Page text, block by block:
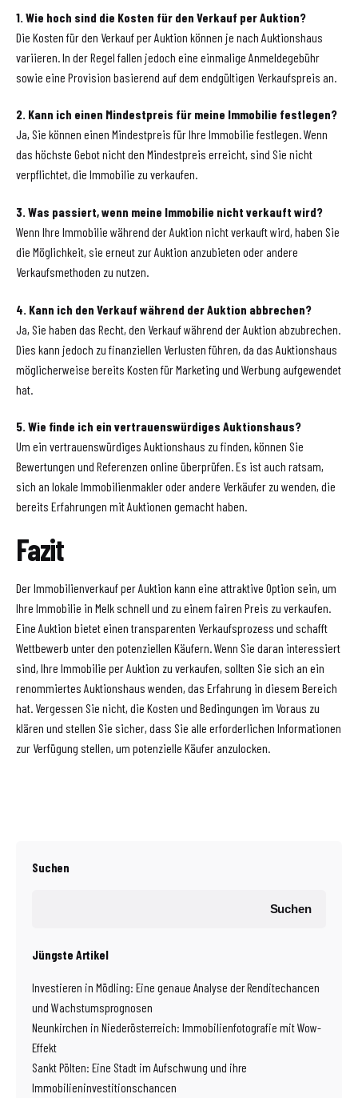
1. Wie hoch sind die Kosten für den Verkauf per Auktion?
Die Kosten für den Verkauf per Auktion können je nach Auktionshaus
variieren. In der Regel fallen jedoch eine einmalige Anmeldegebühr
sowie eine Provision basierend auf dem endgültigen Verkaufspreis an.
2. Kann ich einen Mindestpreis für meine Immobilie festlegen?
Ja, Sie können einen Mindestpreis für Ihre Immobilie festlegen. Wenn
das höchste Gebot nicht den Mindestpreis erreicht, sind Sie nicht
verpflichtet, die Immobilie zu verkaufen.
3. Was passiert, wenn meine Immobilie nicht verkauft wird?
Wenn Ihre Immobilie während der Auktion nicht verkauft wird, haben Sie
die Möglichkeit, sie erneut zur Auktion anzubieten oder andere
Verkaufsmethoden zu nutzen.
4. Kann ich den Verkauf während der Auktion abbrechen?
Ja, Sie haben das Recht, den Verkauf während der Auktion abzubrechen.
Dies kann jedoch zu finanziellen Verlusten führen, da das Auktionshaus
möglicherweise bereits Kosten für Marketing und Werbung aufgewendet
hat.
5. Wie finde ich ein vertrauenswürdiges Auktionshaus?
Um ein vertrauenswürdiges Auktionshaus zu finden, können Sie
Bewertungen und Referenzen online überprüfen. Es ist auch ratsam,
sich an lokale Immobilienmakler oder andere Verkäufer zu wenden, die
bereits Erfahrungen mit Auktionen gemacht haben.
Fazit
Der Immobilienverkauf per Auktion kann eine attraktive Option sein, um
Ihre Immobilie in Melk schnell und zu einem fairen Preis zu verkaufen.
Eine Auktion bietet einen transparenten Verkaufsprozess und schafft
Wettbewerb unter den potenziellen Käufern. Wenn Sie daran interessiert
sind, Ihre Immobilie per Auktion zu verkaufen, sollten Sie sich an ein
renommiertes Auktionshaus wenden, das Erfahrung in diesem Bereich
hat. Vergessen Sie nicht, die Kosten und Bedingungen im Voraus zu
klären und stellen Sie sicher, dass Sie alle erforderlichen Informationen
zur Verfügung stellen, um potenzielle Käufer anzulocken.
Suchen
Suchen
Jüngste Artikel
Investieren in Mödling: Eine genaue Analyse der Renditechancen
und Wachstumsprognosen
Neunkirchen in Niederösterreich: Immobilienfotografie mit Wow-
Effekt
Sankt Pölten: Eine Stadt im Aufschwung und ihre
Immobilieninvestitionschancen